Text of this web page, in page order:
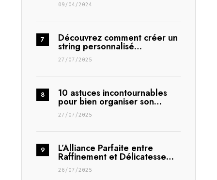
09/04/2024
Découvrez comment créer un
string personnalisé…
27/07/2025
10 astuces incontournables
pour bien organiser son…
27/07/2025
L’Alliance Parfaite entre
Raffinement et Délicatesse…
26/07/2025